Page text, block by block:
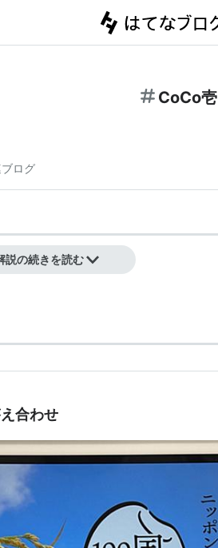
CoCo壱
ログ
説の続きを読む
合わせ